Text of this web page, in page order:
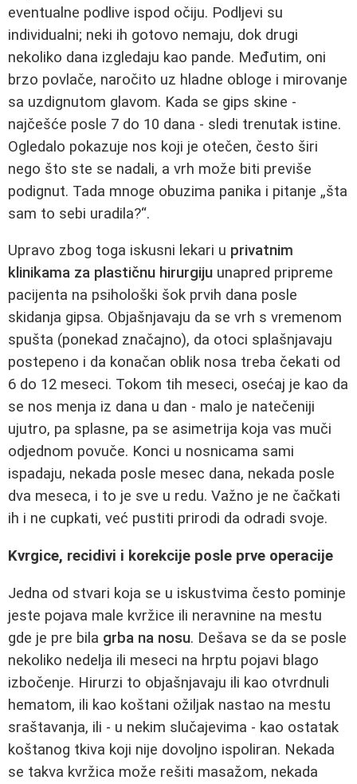
eventualne podlive ispod očiju. Podljevi su
individualni; neki ih gotovo nemaju, dok drugi
nekoliko dana izgledaju kao pande. Međutim, oni
brzo povlače, naročito uz hladne obloge i mirovanje
sa uzdignutom glavom. Kada se gips skine -
najčešće posle 7 do 10 dana - sledi trenutak istine.
Ogledalo pokazuje nos koji je otečen, često širi
nego što ste se nadali, a vrh može biti previše
podignut. Tada mnoge obuzima panika i pitanje „šta
sam to sebi uradila?“.
Upravo zbog toga iskusni lekari u privatnim
klinikama za plastičnu hirurgiju unapred pripreme
pacijenta na psihološki šok prvih dana posle
skidanja gipsa. Objašnjavaju da se vrh s vremenom
spušta (ponekad značajno), da otoci splašnjavaju
postepeno i da konačan oblik nosa treba čekati od
6 do 12 meseci. Tokom tih meseci, osećaj je kao da
se nos menja iz dana u dan - malo je natečeniji
ujutro, pa splasne, pa se asimetrija koja vas muči
odjednom povuče. Konci u nosnicama sami
ispadaju, nekada posle mesec dana, nekada posle
dva meseca, i to je sve u redu. Važno je ne čačkati
ih i ne cupkati, već pustiti prirodi da odradi svoje.
Kvrgice, recidivi i korekcije posle prve operacije
Jedna od stvari koja se u iskustvima često pominje
jeste pojava male kvržice ili neravnine na mestu
gde je pre bila grba na nosu. Dešava se da se posle
nekoliko nedelja ili meseci na hrptu pojavi blago
izbočenje. Hirurzi to objašnjavaju ili kao otvrdnuli
hematom, ili kao koštani ožiljak nastao na mestu
sraštavanja, ili - u nekim slučajevima - kao ostatak
koštanog tkiva koji nije dovoljno ispoliran. Nekada
se takva kvržica može rešiti masažom, nekada